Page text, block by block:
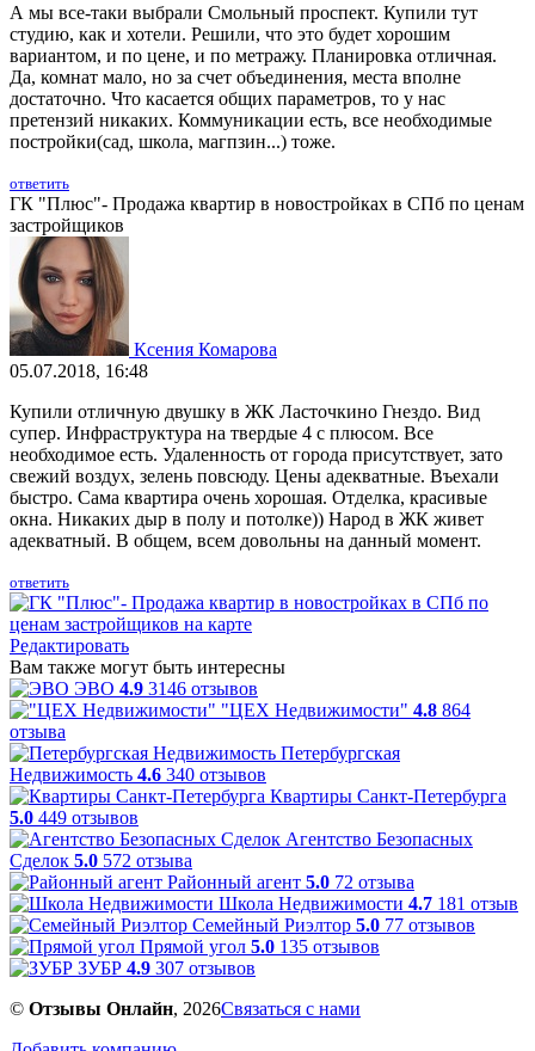
А мы все-таки выбрали Смольный проспект. Купили тут
студию, как и хотели. Решили, что это будет хорошим
вариантом, и по цене, и по метражу. Планировка отличная.
Да, комнат мало, но за счет объединения, места вполне
достаточно. Что касается общих параметров, то у нас
претензий никаких. Коммуникации есть, все необходимые
постройки(сад, школа, магпзин...) тоже.
ответить
ГК "Плюс"- Продажа квартир в новостройках в СПб по ценам
застройщиков
Ксения Комарова
05.07.2018, 16:48
Купили отличную двушку в ЖК Ласточкино Гнездо. Вид
супер. Инфраструктура на твердые 4 с плюсом. Все
необходимое есть. Удаленность от города присутствует, зато
свежий воздух, зелень повсюду. Цены адекватные. Въехали
быстро. Сама квартира очень хорошая. Отделка, красивые
окна. Никаких дыр в полу и потолке)) Народ в ЖК живет
адекватный. В общем, всем довольны на данный момент.
ответить
Редактировать
Вам также могут быть интересны
ЭВО 4.9 3146 отзывов
"ЦЕХ Недвижимости" 4.8 864
отзыва
Петербургская
Недвижимость 4.6 340 отзывов
Квартиры Санкт-Петербурга
5.0 449 отзывов
Агентство Безопасных
Сделок 5.0 572 отзыва
Районный агент 5.0 72 отзыва
Школа Недвижимости 4.7 181 отзыв
Семейный Риэлтор 5.0 77 отзывов
Прямой угол 5.0 135 отзывов
ЗУБР 4.9 307 отзывов
© Отзывы Онлайн, 2026Связаться с нами